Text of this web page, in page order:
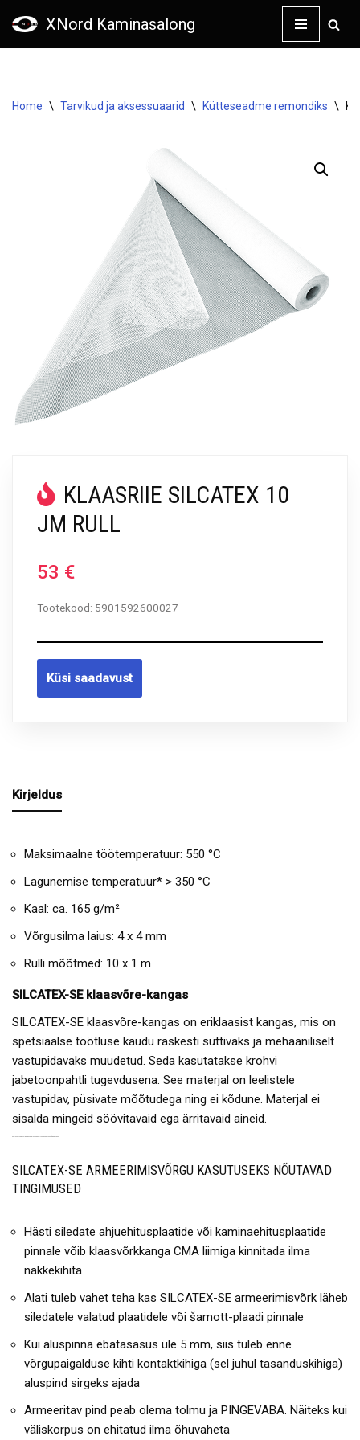
XNord Kaminasalong
Home \ Tarvikud ja aksessuaarid \ Kütteseadme remondiks \
KLAASRIIE SILCATEX 10
JM RULL
53 €
Tootekood: 5901592600027
Küsi saadavust
Kirjeldus
Maksimaalne töötemperatuur: 550 °C
Lagunemise temperatuur* > 350 °C
Kaal: ca. 165 g/m²
Võrgusilma laius: 4 x 4 mm
Rulli mõõtmed: 10 x 1 m
SILCATEX-SE klaasvõre-kangas
SILCATEX-SE klaasvõre-kangas on eriklaasist kangas, mis on
spetsiaalse töötluse kaudu raskesti süttivaks ja mehaaniliselt
vastupidavaks muudetud. Seda kasutatakse krohvi
jabetoonpahtli tugevdusena. See materjal on leelistele
vastupidav, püsivate mõõtudega ning ei kõdune. Materjal ei
sisalda mingeid söövitavaid ega ärritavaid aineid.
SILCATEX-SE ARMEERIMISVÕRGU KASUTUSEKS NÕUTAVAD
TINGIMUSED
Hästi siledate ahjuehitusplaatide või kaminaehitusplaatide
pinnale võib klaasvõrkkanga CMA liimiga kinnitada ilma
nakkekihita
Alati tuleb vahet teha kas SILCATEX-SE armeerimisvõrk läheb
siledatele valatud plaatidele või šamott-plaadi pinnale
Kui aluspinna ebatasasus üle 5 mm, siis tuleb enne
võrgupaigalduse kihti kontaktkihiga (sel juhul tasanduskihiga)
aluspind sirgeks ajada
Armeeritav pind peab olema tolmu ja PINGEVABA. Näiteks kui
väliskorpus on ehitatud ilma õhuvaheta